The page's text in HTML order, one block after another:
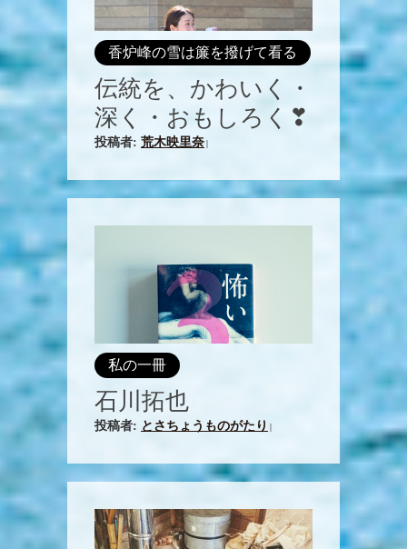
香炉峰の雪は簾を撥げて看る
伝統を、かわいく・
深く・おもしろく❣
投稿者: 荒木映里奈
私の一冊
石川拓也
投稿者: とさちょうものがたり